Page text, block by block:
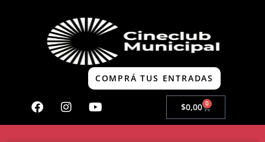
COMPRÁ TUS ENTRADAS
$0,00 0